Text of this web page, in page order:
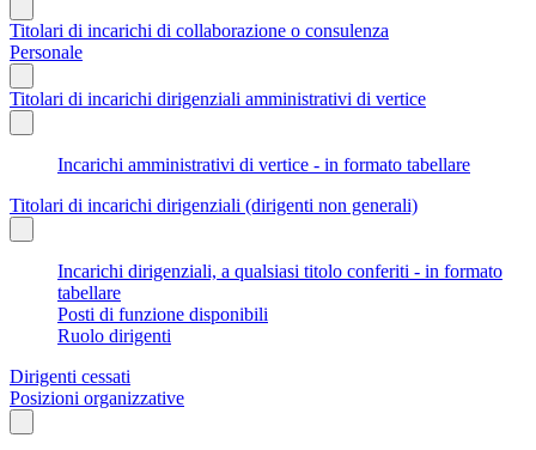
Titolari di incarichi di collaborazione o consulenza
Personale
Titolari di incarichi dirigenziali amministrativi di vertice
Incarichi amministrativi di vertice - in formato tabellare
Titolari di incarichi dirigenziali (dirigenti non generali)
Incarichi dirigenziali, a qualsiasi titolo conferiti - in formato
tabellare
Posti di funzione disponibili
Ruolo dirigenti
Dirigenti cessati
Posizioni organizzative